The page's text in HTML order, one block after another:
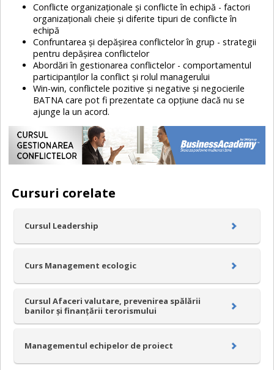
Conflicte organizaționale și conflicte în echipă - factori
organizaționali cheie și diferite tipuri de conflicte în
echipă
Confruntarea și depășirea conflictelor în grup - strategii
pentru depășirea conflictelor
Abordări în gestionarea conflictelor - comportamentul
participanților la conflict și rolul managerului
Win-win, conflictele pozitive și negative și negocierile
BATNA care pot fi prezentate ca opțiune dacă nu se
ajunge la un acord.
Cursuri corelate
Cursul Leadership
Curs Management ecologic
Cursul Afaceri valutare, prevenirea spălării
banilor și finanțării terorismului
Managementul echipelor de proiect